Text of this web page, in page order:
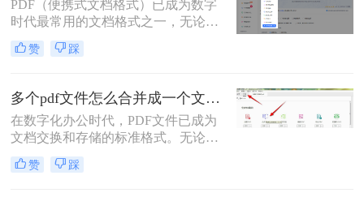
工具不够高效、安全。
PDF（便携式文档格式）已成为数字
时代最常用的文档格式之一，无论是
学术论文、商务报告、电子书还是官
方文件，PDF都能保持原始格式在不
作和学习中，我们常常需要将多个
PDF文件合并成一个，以方便管理、
分享或打印。那么怎么把多个pdf文件
合并成一个呢？本文将全面解析多种
PDF合并方法，帮助您根据具体需求
选择最合适的解决方案。
赞 踩
多个pdf文件怎么合并成一个文件？从新手到高手的完整指南！
在数字化办公时代，PDF文件已成为
文档交换和存储的标准格式。无论是
学术研究、工作报告还是法律文件，
我们经常需要将多个PDF文件整合为
赞 踩